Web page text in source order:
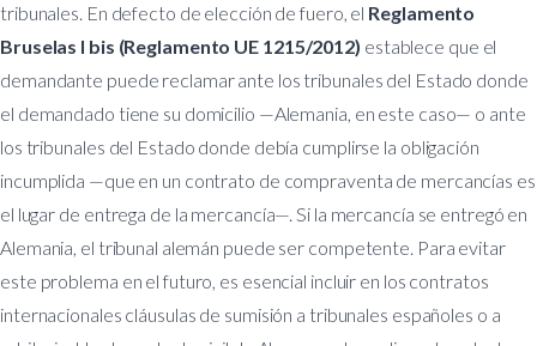
tribunales. En defecto de elección de fuero, el Reglamento
Bruselas I bis (Reglamento UE 1215/2012) establece que el
demandante puede reclamar ante los tribunales del Estado donde
el demandado tiene su domicilio —Alemania, en este caso— o ante
los tribunales del Estado donde debía cumplirse la obligación
incumplida —que en un contrato de compraventa de mercancías es
el lugar de entrega de la mercancía—. Si la mercancía se entregó en
Alemania, el tribunal alemán puede ser competente. Para evitar
este problema en el futuro, es esencial incluir en los contratos
internacionales cláusulas de sumisión a tribunales españoles o a